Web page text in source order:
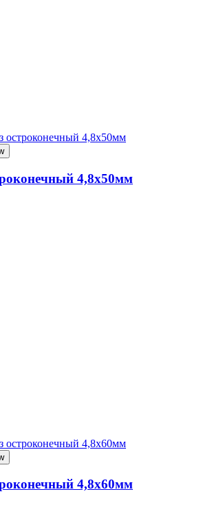
4,8х50мм
4,8х60мм